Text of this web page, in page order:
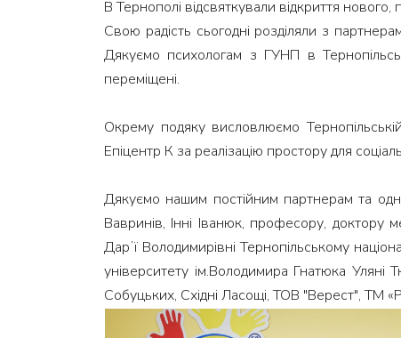
В Тернополі відсвяткували відкриття
Свою радість сьогодні розділяли з
Дякуємо психологам з ГУНП в
переміщені.
Окрему подяку висловлюємо
Епіцентр К за реалізацію простору для
Дякуємо нашим постійним партнерам та
Вавринів, Інні Іванюк, професору, доктору
Дарʼї Володимирівні Тернопільському
університету ім.Володимира Гнатюка
Собуцьких, Східні Ласощі, ТОВ "Верест", ТМ